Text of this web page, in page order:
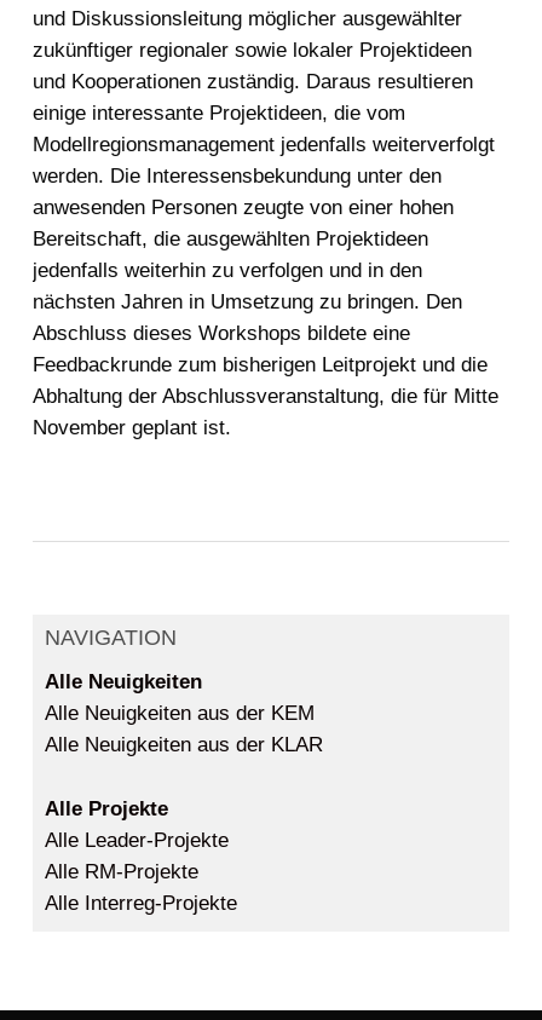
und Diskussionsleitung möglicher ausgewählter
zukünftiger regionaler sowie lokaler Projektideen
und Kooperationen zuständig. Daraus resultieren
einige interessante Projektideen, die vom
Modellregionsmanagement jedenfalls weiterverfolgt
werden. Die Interessensbekundung unter den
anwesenden Personen zeugte von einer hohen
Bereitschaft, die ausgewählten Projektideen
jedenfalls weiterhin zu verfolgen und in den
nächsten Jahren in Umsetzung zu bringen. Den
Abschluss dieses Workshops bildete eine
Feedbackrunde zum bisherigen Leitprojekt und die
Abhaltung der Abschlussveranstaltung, die für Mitte
November geplant ist.
NAVIGATION
Alle Neuigkeiten
Alle Neuigkeiten aus der KEM
Alle Neuigkeiten aus der KLAR
Alle Projekte
Alle Leader-Projekte
Alle RM-Projekte
Alle Interreg-Projekte